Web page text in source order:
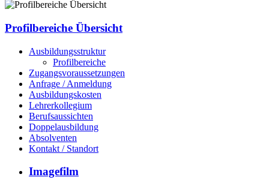
Profilbereiche Übersicht
Ausbildungsstruktur
Profilbereiche
Zugangsvoraussetzungen
Anfrage / Anmeldung
Ausbildungskosten
Lehrerkollegium
Berufsaussichten
Doppelausbildung
Absolventen
Kontakt / Standort
Imagefilm